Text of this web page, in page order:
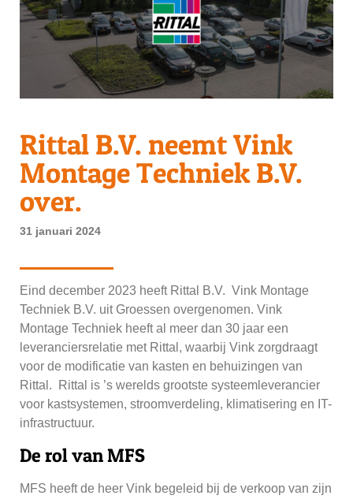
Rittal B.V. neemt Vink
Montage Techniek B.V.
over.
31 januari 2024
Eind december 2023 heeft Rittal B.V. Vink Montage
Techniek B.V. uit Groessen overgenomen. Vink
Montage Techniek heeft al meer dan 30 jaar een
leveranciersrelatie met Rittal, waarbij Vink zorgdraagt
voor de modificatie van kasten en behuizingen van
Rittal. Rittal is ’s werelds grootste systeemleverancier
voor kastsystemen, stroomverdeling, klimatisering en IT-
infrastructuur.
De rol van MFS
MFS heeft de heer Vink begeleid bij de verkoop van zijn